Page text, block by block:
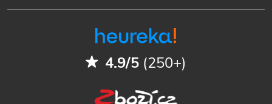
4.9/5 (250+)